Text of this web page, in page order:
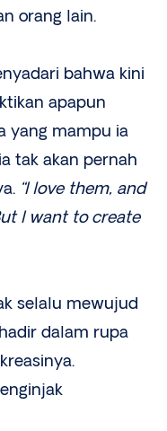
orang lain.
bahwa kini
apapun
yang mampu ia
tak akan pernah
“I love them, and
I want to create
selalu mewujud
dalam rupa